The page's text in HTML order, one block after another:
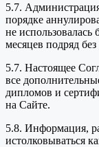
5.7.
порядке
не использовалась
месяцев подряд
5.7. Настоящее
все
дипломов и
на Сайте.
5.8. Информация,
истолковываться